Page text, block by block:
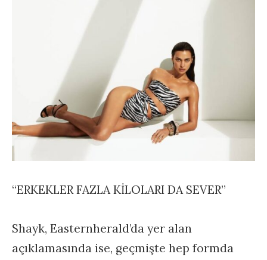
“ERKEKLER FAZLA KİLOLARI DA SEVER”
Shayk, Easternherald’da yer alan
açıklamasında ise, geçmişte hep formda